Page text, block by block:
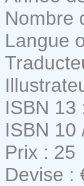
Nombre
Langue
ISBN 13
ISBN 10
Prix : 25
Devise :